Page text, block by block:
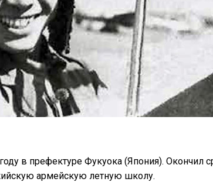
в префектуре Фукуока (Япония). Окончил
армейскую летную школу.